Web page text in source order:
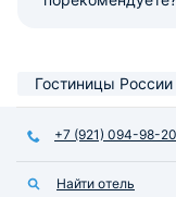
Гостиницы России
+7 (921) 094-98-20
Найти отель